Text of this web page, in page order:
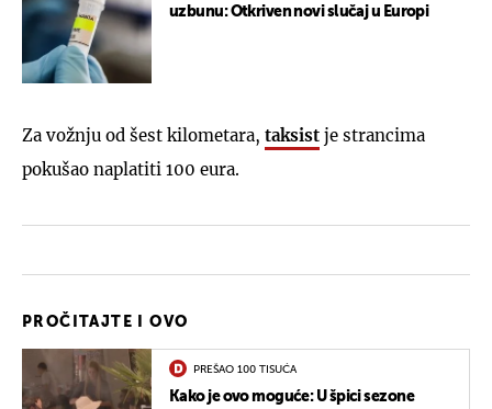
uzbunu: Otkriven novi slučaj u Europi
Za vožnju od šest kilometara, taksist je strancima
pokušao naplatiti 100 eura.
PROČITAJTE I OVO
PREŠAO 100 TISUĆA
Kako je ovo moguće: U špici sezone